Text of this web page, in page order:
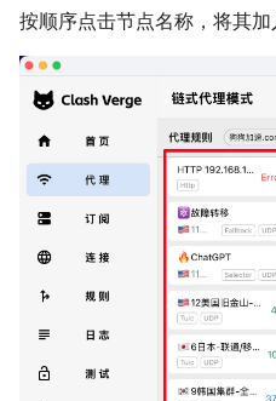
按顺序点击节点名称，将其加